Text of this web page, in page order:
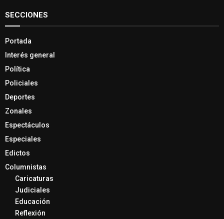
SECCIONES
Portada
Interés general
Política
Policiales
Deportes
Zonales
Espectáculos
Especiales
Edictos
Columnistas
Caricaturas
Judiciales
Educación
Reflexión